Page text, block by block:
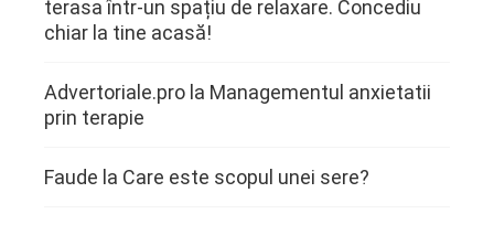
terasa într-un spațiu de relaxare. Concediu
chiar la tine acasă!
Advertoriale.pro la Managementul anxietatii
prin terapie
Faude la Care este scopul unei sere?